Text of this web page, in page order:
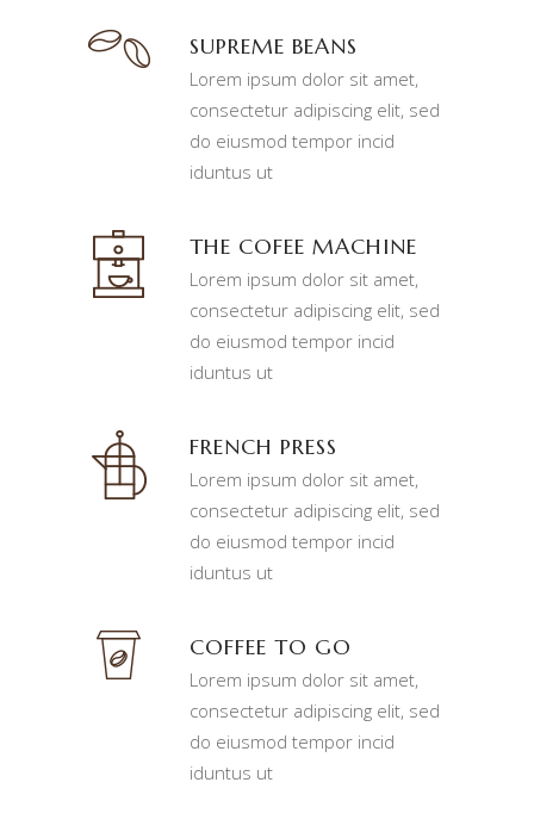
SUPREME BEANS
Lorem ipsum dolor sit amet,
consectetur adipiscing elit, sed
do eiusmod tempor incid
iduntus ut
THE COFEE MACHINE
Lorem ipsum dolor sit amet,
consectetur adipiscing elit, sed
do eiusmod tempor incid
iduntus ut
FRENCH PRESS
Lorem ipsum dolor sit amet,
consectetur adipiscing elit, sed
do eiusmod tempor incid
iduntus ut
COFFEE TO GO
Lorem ipsum dolor sit amet,
consectetur adipiscing elit, sed
do eiusmod tempor incid
iduntus ut